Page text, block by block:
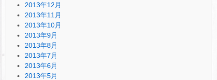
2013年12月
2013年11月
2013年10月
2013年9月
2013年8月
2013年7月
2013年6月
2013年5月